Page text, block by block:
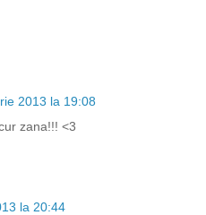
2013 la 19:08
zana!!! <3
la 20:44